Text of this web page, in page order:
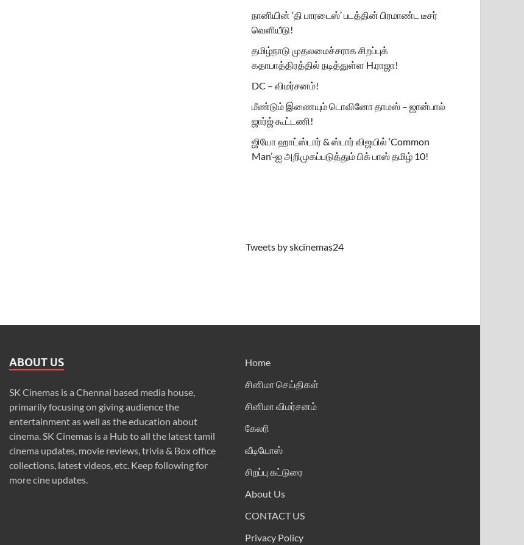
நானியின் ‘தி பாரடைஸ்’ படத்தின் பிரமாண்ட டீசர்
வெளியீடு!
தமிழ்நாடு முதலமைச்சராக சிறப்புக்
கதாபாத்திரத்தில் நடித்துள்ள H.ராஜா!
DC – விமர்சனம்!
மீண்டும் இணையும் டொவினோ தாமஸ் – ஜான்பால்
ஜார்ஜ் கூட்டணி!
ஜியோ ஹாட்ஸ்டார் & ஸ்டார் விஜயில் ‘Common
Man’-ஐ அறிமுகப்படுத்தும் பிக் பாஸ் தமிழ் 10!
Tweets by skcinemas24
ABOUT US
SK Cinemas is a Chennai based media house,
primarily focusing on giving audience the
entertainment as well as the education about
cinema. SK Cinemas is a Hub to all the latest tamil
cinema updates, movie reviews, trivia & Box office
collections, latest videos, etc. Keep following for
more cine updates.
Home
சினிமா செய்திகள்
சினிமா விமர்சனம்
கேலரி
வீடியோஸ்
சிறப்பு கட்டுரை
About Us
CONTACT US
Privacy Policy